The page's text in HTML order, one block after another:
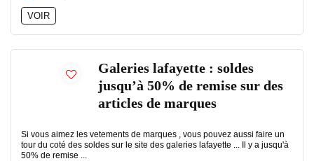
VOIR
Galeries lafayette : soldes
jusqu’à 50% de remise sur des
articles de marques
Si vous aimez les vetements de marques , vous pouvez aussi faire un
tour du coté des soldes sur le site des galeries lafayette ... Il y a jusqu'à
50% de remise ...